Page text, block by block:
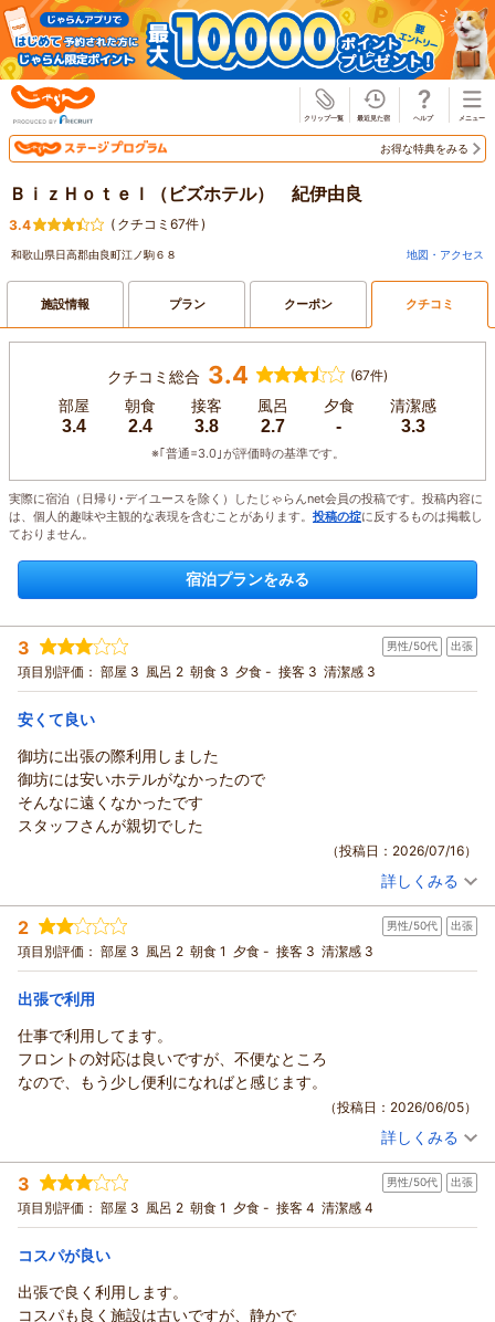
お得な特典をみる
ＢｉｚＨｏｔｅｌ（ビズホテル） 紀伊由良
3.4 ( クチコミ67件)
和歌山県日高郡由良町江ノ駒６８ 地図・アクセス
施設情報 プラン クーポン クチコミ
クチコミ総合 3.4 (67件)
部屋
3.4
朝食
2.4
接客
3.8
風呂
2.7
夕食
-
清潔感
3.3
※｢普通=3.0｣が評価時の基準です。
実際に宿泊（日帰り･デイユースを除く）したじゃらんnet会員の投稿です。投稿内容に
は、個人的趣味や主観的な表現を含むことがあります。 投稿の掟に反するものは掲載し
ておりません。
宿泊プランをみる
3 男性/50代 出張
項目別評価： 部屋 3 風呂 2 朝食 3 夕食 - 接客 3 清潔感 3
安くて良い
御坊に出張の際利用しました
御坊には安いホテルがなかったので
そんなに遠くなかったです
スタッフさんが親切でした
（投稿日：2026/07/16）
投稿者： さのけんさん(男性/50代)
宿泊プラン： 【お日にち限定ＳＡＬＥ♪】■１泊軽朝食付■ベストプライス！
シングル 朝のみ
宿泊価格帯： 4,001～5,000円(大人一人あたり/税込)
Biz Hotel 紀伊由良をご利用いただきありがとうございました。
また感想をご投稿いただきましてお礼申し上げます。今後も快
適にご利用頂けるように努めて参ります。またのご利用を心よ
（返信日：2026/07/16）
詳しくみる
2 男性/50代 出張
項目別評価： 部屋 3 風呂 2 朝食 1 夕食 - 接客 3 清潔感 3
出張で利用
仕事で利用してます。
フロントの対応は良いですが、不便なところ
なので、もう少し便利になればと感じます。
（投稿日：2026/06/05）
投稿者： motoさん(男性/50代)
宿泊プラン： 【お手軽】シンプルステイプラン♪（軽朝食無料）
シングル
朝のみ
宿泊価格帯： 4,001～5,000円(大人一人あたり/税込)
この度は Biz Hotel 紀伊由良をご利用いただきましてありがと
詳しくみる
3 男性/50代 出張
項目別評価： 部屋 3 風呂 2 朝食 1 夕食 - 接客 4 清潔感 4
コスパが良い
出張で良く利用します。
コスパも良く施設は古いですが、静かで